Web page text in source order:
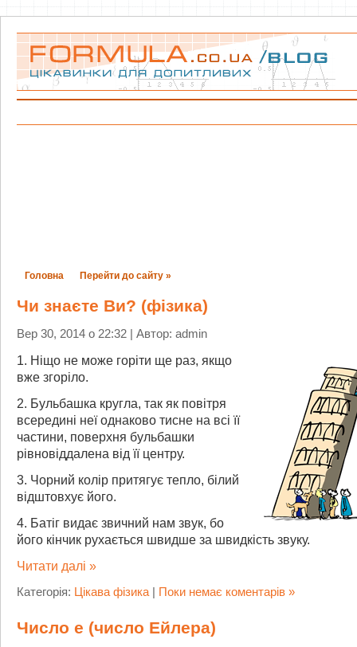
Головна Перейти до сайту »
Чи знаєте Ви? (фізика)
Вер 30, 2014 о 22:32 | Автор: admin
1. Ніщо не може горіти ще раз, якщо
вже згоріло.
2. Бульбашка кругла, так як повітря
всередині неї однаково тисне на всі її
частини, поверхня бульбашки
рівновіддалена від її центру.
3. Чорний колір притягує тепло, білий
відштовхує його.
4. Батіг видає звичний нам звук, бо
його кінчик рухається швидше за швидкість звуку.
Читати далі »
Категорія: Цікава фізика | Поки немає коментарів »
Число е (число Ейлера)